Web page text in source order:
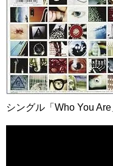
シングル「Who You